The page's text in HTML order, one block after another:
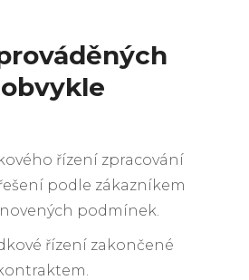
řízení zpracování
podle zákazníkem
podmínek.
řízení zakončené